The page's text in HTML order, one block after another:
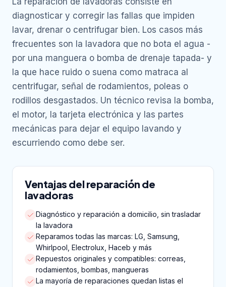
diagnosticar y corregir las fallas que impiden
lavar, drenar o centrifugar bien. Los casos más
frecuentes son la lavadora que no bota el agua -
por una manguera o bomba de drenaje tapada- y
la que hace ruido o suena como matraca al
centrifugar, señal de rodamientos, poleas o
rodillos desgastados. Un técnico revisa la bomba,
el motor, la tarjeta electrónica y las partes
mecánicas para dejar el equipo lavando y
escurriendo como debe ser.
Ventajas del reparación de
lavadoras
Diagnóstico y reparación a domicilio, sin trasladar
la lavadora
Reparamos todas las marcas: LG, Samsung,
Whirlpool, Electrolux, Haceb y más
Repuestos originales y compatibles: correas,
rodamientos, bombas, mangueras
La mayoría de reparaciones quedan listas el